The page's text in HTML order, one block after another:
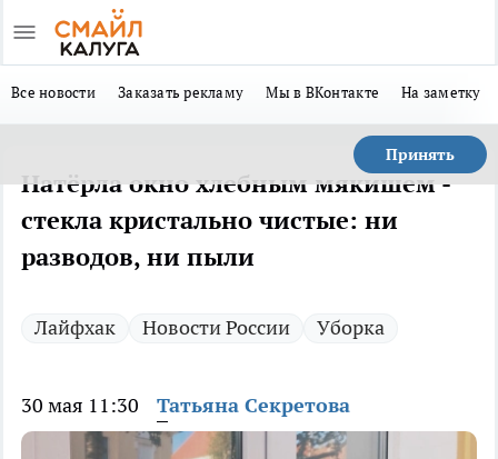
Все новости Заказать рекламу Мы в ВКонтакте На заметку
Принять
Натёрла окно хлебным мякишем -
стекла кристально чистые: ни
разводов, ни пыли
Лайфхак Новости России Уборка
30 мая 11:30 Татьяна Секретова